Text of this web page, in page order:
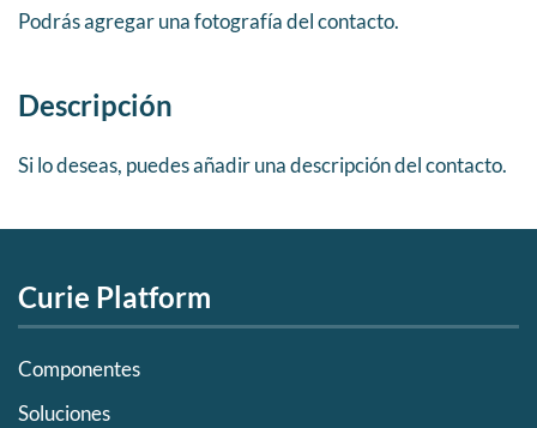
Podrás agregar una fotografía del contacto.
Descripción
Si lo deseas, puedes añadir una descripción del contacto.
Curie Platform
Componentes
Soluciones